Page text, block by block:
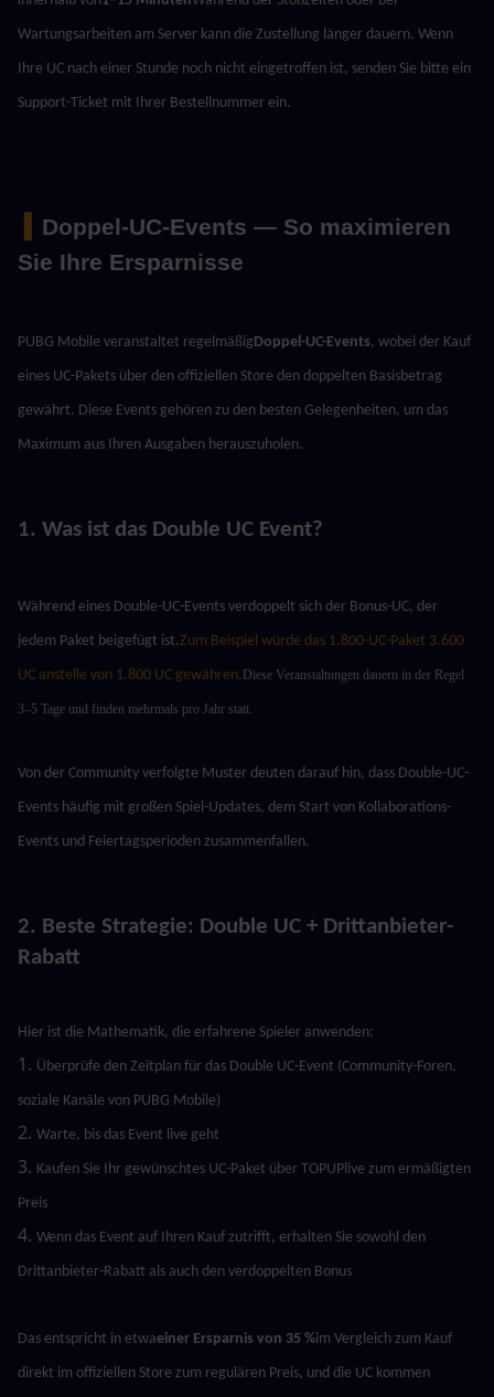
Wartungsarbeiten am Server kann die Zustellung länger dauern. Wenn
Ihre UC nach einer Stunde noch nicht eingetroffen ist, senden Sie bitte ein
Support-Ticket mit Ihrer Bestellnummer ein.
Doppel-UC-Events — So maximieren
Sie Ihre Ersparnisse
PUBG Mobile veranstaltet regelmäßig Doppel-UC-Events, wobei der Kauf
eines UC-Pakets über den offiziellen Store den doppelten Basisbetrag
gewährt. Diese Events gehören zu den besten Gelegenheiten, um das
Maximum aus Ihren Ausgaben herauszuholen.
1. Was ist das Double UC Event?
Während eines Double-UC-Events verdoppelt sich der Bonus-UC, der
jedem Paket beigefügt ist.Zum Beispiel würde das 1.800-UC-Paket 3.600
UC anstelle von 1.800 UC gewähren. Diese Veranstaltungen dauern in der Regel
3–5 Tage und finden mehrmals pro Jahr statt.
Von der Community verfolgte Muster deuten darauf hin, dass Double-UC-
Events häufig mit großen Spiel-Updates, dem Start von Kollaborations-
Events und Feiertagsperioden zusammenfallen.
2. Beste Strategie: Double UC + Drittanbieter-
Rabatt
Hier ist die Mathematik, die erfahrene Spieler anwenden:
1. Überprüfe den Zeitplan für das Double UC-Event (Community-Foren,
soziale Kanäle von PUBG Mobile)
2. Warte, bis das Event live geht
3. Kaufen Sie Ihr gewünschtes UC-Paket über TOPUPlive zum ermäßigten
Preis
4. Wenn das Event auf Ihren Kauf zutrifft, erhalten Sie sowohl den
Drittanbieter-Rabatt als auch den verdoppelten Bonus
Das entspricht in etwaeiner Ersparnis von 35 %im Vergleich zum Kauf
direkt im offiziellen Store zum regulären Preis, und die UC kommen